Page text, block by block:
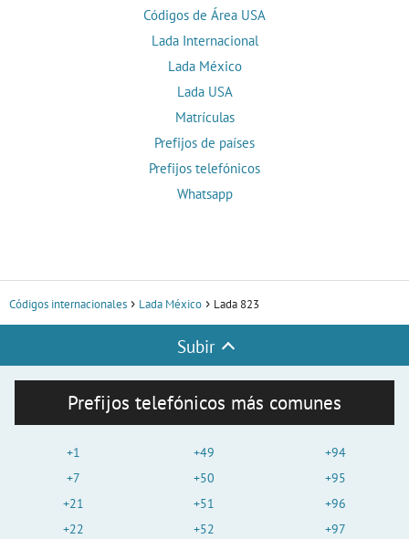
Códigos de Área USA
Lada Internacional
Lada México
Lada USA
Matrículas
Prefijos de países
Prefijos telefónicos
Whatsapp
Códigos internacionales Lada México Lada 823
Subir
Prefijos telefónicos más comunes
+1
+7
+21
+22
+49
+50
+51
+52
+94
+95
+96
+97